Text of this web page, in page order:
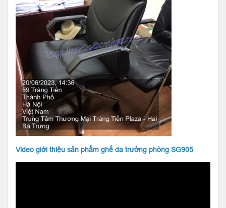
Video giới thiệu sản phẩm ghế da trưởng phòng SG905